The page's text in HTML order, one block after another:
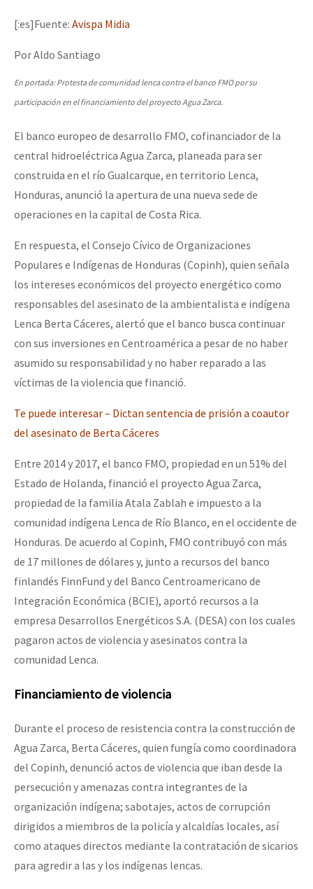
La Sexta
AutonomÍa y Resistencia
Migración
Presos
Mujeres
Niñxs
ETIQUETAS
MULTIMEDIA
Audio
Fotorreportaje
Otras secciones
Semillero Guerra contra la Humanidad. (Las poblaciones y
la naturaleza bajo asedio)
Libros para descargar
Medios Libres
COVID-19
Eventos
Contacto
Dia 1: Encontro “Guerra contra a Humanidade”
“Sonhando a Terra do Bem Virá” se publica no Estado Espanhol
[25 abr – CDMX] Tokín por el CNI: 30 años de Resistencia y
[:es]Fuente: Avispa Midia
Por Aldo Santiago
En portada: Protesta de comunidad lenca contra el banco FMO por su
participación en el financiamiento del proyecto Agua Zarca.
El banco europeo de desarrollo FMO, cofinanciador de la
central hidroeléctrica Agua Zarca, planeada para ser
construida en el río Gualcarque, en territorio Lenca,
Honduras, anunció la apertura de una nueva sede de
operaciones en la capital de Costa Rica.
En respuesta, el Consejo Cívico de Organizaciones
Populares e Indígenas de Honduras (Copinh), quien señala
los intereses económicos del proyecto energético como
responsables del asesinato de la ambientalista e indígena
Lenca Berta Cáceres, alertó que el banco busca continuar
con sus inversiones en Centroamérica a pesar de no haber
asumido su responsabilidad y no haber reparado a las
víctimas de la violencia que financió.
Te puede interesar – Dictan sentencia de prisión a coautor
del asesinato de Berta Cáceres
Entre 2014 y 2017, el banco FMO, propiedad en un 51% del
Estado de Holanda, financió el proyecto Agua Zarca,
propiedad de la familia Atala Zablah e impuesto a la
comunidad indígena Lenca de Río Blanco, en el occidente de
Honduras. De acuerdo al Copinh, FMO contribuyó con más
de 17 millones de dólares y, junto a recursos del banco
finlandés FinnFund y del Banco Centroamericano de
Integración Económica (BCIE), aportó recursos a la
empresa Desarrollos Energéticos S.A. (DESA) con los cuales
pagaron actos de violencia y asesinatos contra la
comunidad Lenca.
Financiamiento de violencia
Durante el proceso de resistencia contra la construcción de
Agua Zarca, Berta Cáceres, quien fungía como coordinadora
del Copinh, denunció actos de violencia que iban desde la
persecución y amenazas contra integrantes de la
organización indígena; sabotajes, actos de corrupción
dirigidos a miembros de la policía y alcaldías locales, así
como ataques directos mediante la contratación de sicarios
para agredir a las y los indígenas lencas.